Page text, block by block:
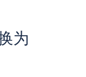
为